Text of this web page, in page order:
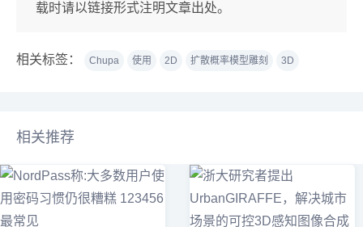
载时请以链接形式注明文章出处。
相关标签： Chupa 使用 2D 扩散概率模型雕刻 3D
相关推荐